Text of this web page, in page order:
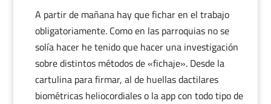
A partir de mañana hay que fichar en el trabajo
obligatoriamente. Como en las parroquias no se
solía hacer he tenido que hacer una investigación
sobre distintos métodos de «fichaje». Desde la
cartulina para firmar, al de huellas dactilares
biométricas heliocordiales o la app con todo tipo de